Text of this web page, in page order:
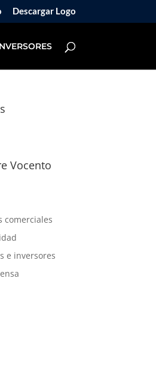
Descargar Logo
Vocento
comerciales
e inversores